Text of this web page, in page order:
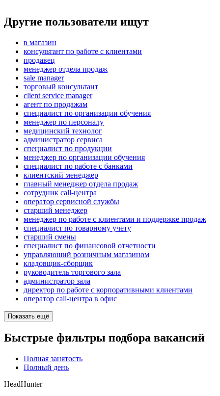
Другие пользователи ищут
в магазин
консультант по работе с клиентами
продавец
менеджер отдела продаж
sale manager
торговый консультант
client service manager
агент по продажам
специалист по организации обучения
менеджер по персоналу
медицинский технолог
администратор сервиса
специалист по продукции
менеджер по организации обучения
специалист по работе с банками
клиентский менеджер
главный менеджер отдела продаж
сотрудник call-центра
оператор сервисной службы
старший менеджер
менеджер по работе с клиентами и поддержке продаж
специалист по товарному учету
старший смены
специалист по финансовой отчетности
управляющий розничным магазином
кладовщик-сборщик
руководитель торгового зала
администратор зала
директор по работе с корпоративными клиентами
оператор call-центра в офис
Показать ещё
Быстрые фильтры подбора вакансий
Полная занятость
Полный день
HeadHunter